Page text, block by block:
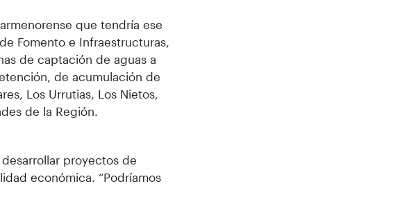
que tendría ese
Fomento e Infraestructuras,
de captación de aguas a
de acumulación de
Los Urrutias, Los Nietos,
de la Región.
proyectos de
económica. “Podríamos